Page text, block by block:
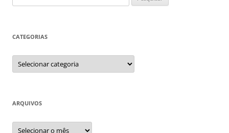
por:
CATEGORIAS
Categorias
ARQUIVOS
Arquivos